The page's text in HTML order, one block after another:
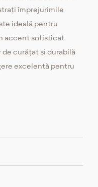
împrejurimile
ideală pentru
accent sofisticat
curățat și durabilă
excelentă pentru